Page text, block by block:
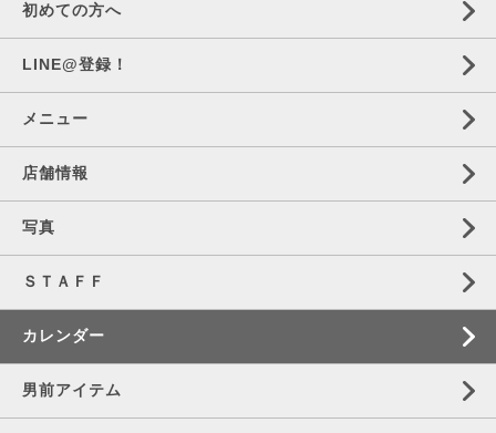
初めての方へ
LINE@登録！
メニュー
店舗情報
写真
ＳＴＡＦＦ
カレンダー
男前アイテム